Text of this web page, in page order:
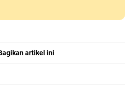
artikel ini